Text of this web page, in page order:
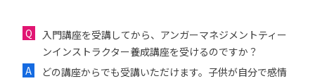
入門講座を受講してから、アンガーマネジメントティー
ンインストラクター養成講座を受けるのですか？
どの講座からでも受講いただけます。子供が自分で感情